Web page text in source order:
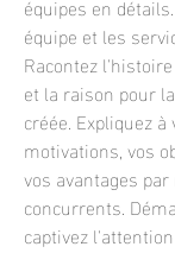
équipe et les
Racontez
et la raison pour
créée. Expliquez
motivations, vos
vos avantages
concurrents.
captivez